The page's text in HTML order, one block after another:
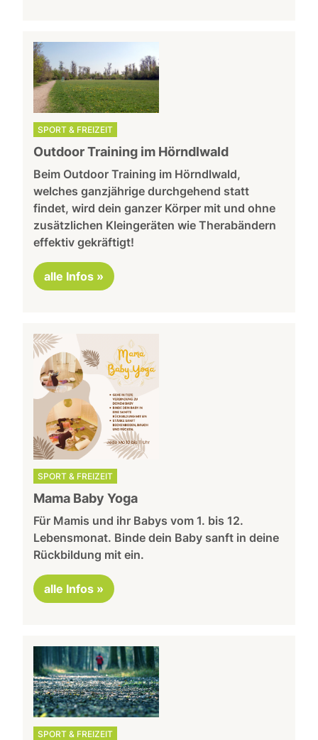
SPORT & FREIZEIT
Outdoor Training im Hörndlwald
Beim Outdoor Training im Hörndlwald,
welches ganzjährige durchgehend statt
findet, wird dein ganzer Körper mit und ohne
zusätzlichen Kleingeräten wie Therabändern
effektiv gekräftigt!
alle Infos »
SPORT & FREIZEIT
Mama Baby Yoga
Für Mamis und ihr Babys vom 1. bis 12.
Lebensmonat. Binde dein Baby sanft in deine
Rückbildung mit ein.
alle Infos »
SPORT & FREIZEIT